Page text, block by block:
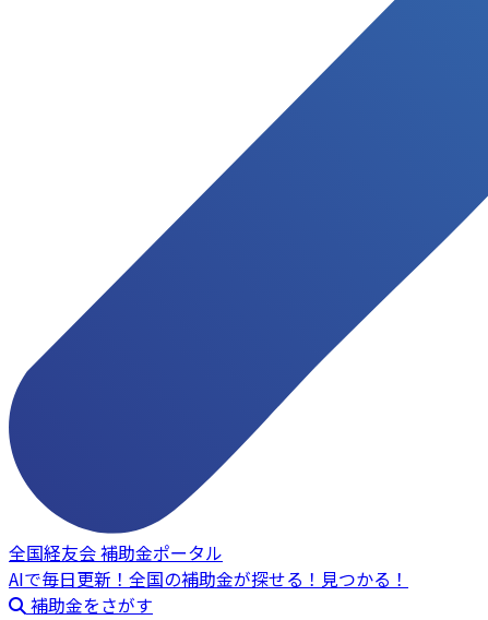
全国経友会 補助金ポータル
AIで毎日更新！全国の補助金が探せる！見つかる！
補助金をさがす